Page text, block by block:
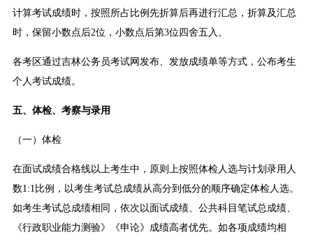
计算考试成绩时，按照所占比例先折算后再进行汇总，折算及汇总
时，保留小数点后2位，小数点后第3位四舍五入。
各考区通过吉林公务员考试网发布、发放成绩单等方式，公布考生
个人考试成绩。
五、体检、考察与录用
（一）体检
在面试成绩合格线以上考生中，原则上按照体检人选与计划录用人
数1:1比例，以考生考试总成绩从高分到低分的顺序确定体检人选。
如考生考试总成绩相同，依次以面试成绩、公共科目笔试总成绩、
《行政职业能力测验》《申论》成绩高者优先。如各项成绩均相